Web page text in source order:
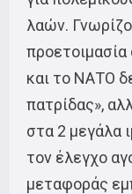
λαών.
προετοιμασία
και το ΝΑΤΟ
πατρίδας»,
στα 2 μεγάλα
τον έλεγχο
μεταφοράς